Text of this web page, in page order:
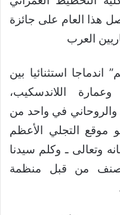
هذا العام على جائزة
العرب
استثنائيا بين
اللاندسكيب،
والروحاني في واحد من
موقع التجلي الأعظم
وتعالى ـ وكلم سيدنا
من قبل منظمة